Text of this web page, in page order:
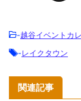
-越谷イベントカ
-レイクタウン
関連記事